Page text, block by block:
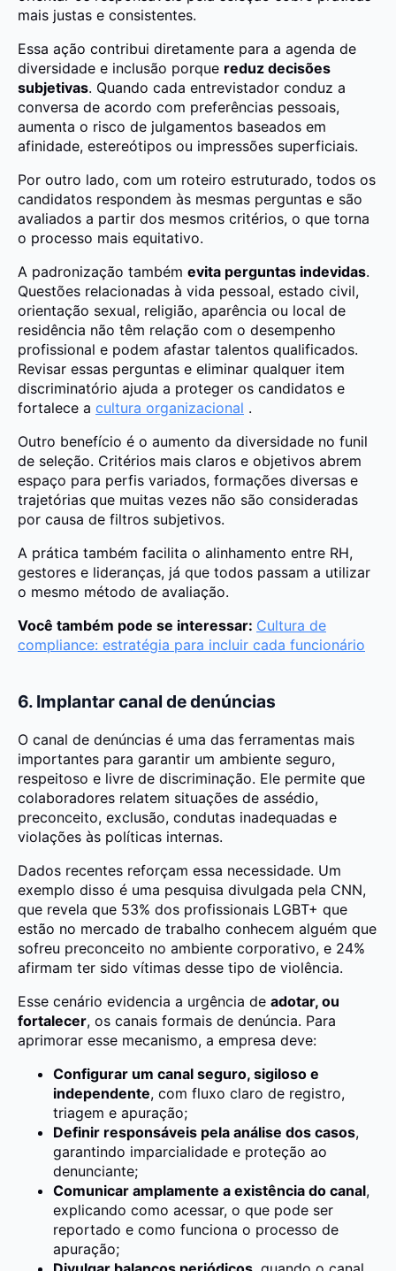
mais justas e consistentes.
Essa ação contribui diretamente para a agenda de
diversidade e inclusão porque reduz decisões
subjetivas. Quando cada entrevistador conduz a
conversa de acordo com preferências pessoais,
aumenta o risco de julgamentos baseados em
afinidade, estereótipos ou impressões superficiais.
Por outro lado, com um roteiro estruturado, todos os
candidatos respondem às mesmas perguntas e são
avaliados a partir dos mesmos critérios, o que torna
o processo mais equitativo.
A padronização também evita perguntas indevidas.
Questões relacionadas à vida pessoal, estado civil,
orientação sexual, religião, aparência ou local de
residência não têm relação com o desempenho
profissional e podem afastar talentos qualificados.
Revisar essas perguntas e eliminar qualquer item
discriminatório ajuda a proteger os candidatos e
fortalece a cultura organizacional .
Outro benefício é o aumento da diversidade no funil
de seleção. Critérios mais claros e objetivos abrem
espaço para perfis variados, formações diversas e
trajetórias que muitas vezes não são consideradas
por causa de filtros subjetivos.
A prática também facilita o alinhamento entre RH,
gestores e lideranças, já que todos passam a utilizar
o mesmo método de avaliação.
Você também pode se interessar: Cultura de
compliance: estratégia para incluir cada funcionário
6. Implantar canal de denúncias
O canal de denúncias é uma das ferramentas mais
importantes para garantir um ambiente seguro,
respeitoso e livre de discriminação. Ele permite que
colaboradores relatem situações de assédio,
preconceito, exclusão, condutas inadequadas e
violações às políticas internas.
Dados recentes reforçam essa necessidade. Um
exemplo disso é uma pesquisa divulgada pela CNN,
que revela que 53% dos profissionais LGBT+ que
estão no mercado de trabalho conhecem alguém que
sofreu preconceito no ambiente corporativo, e 24%
afirmam ter sido vítimas desse tipo de violência.
Esse cenário evidencia a urgência de adotar, ou
fortalecer, os canais formais de denúncia. Para
aprimorar esse mecanismo, a empresa deve:
Configurar um canal seguro, sigiloso e
independente, com fluxo claro de registro,
triagem e apuração;
Definir responsáveis pela análise dos casos,
garantindo imparcialidade e proteção ao
denunciante;
Comunicar amplamente a existência do canal,
explicando como acessar, o que pode ser
reportado e como funciona o processo de
apuração;